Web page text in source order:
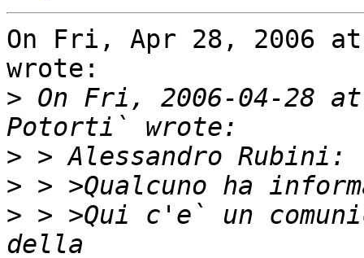
On Fri, Apr 28, 2006 at
wrote:
> On Fri, 2006-04-28
>
>
> > >Qui c'e` un